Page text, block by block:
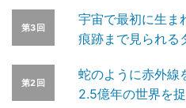
第3回
宇宙で最初に生ま
痕跡まで見られる
第2回
蛇のように赤外線
2.5億年の世界を